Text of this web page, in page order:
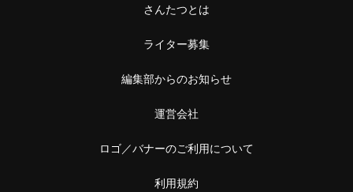
さんたつとは
ライター募集
編集部からのお知らせ
運営会社
ロゴ／バナーのご利用について
利用規約